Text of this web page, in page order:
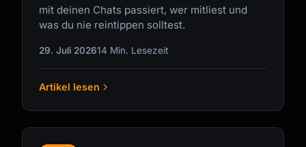
mit deinen Chats passiert, wer mitliest und
was du nie reintippen solltest.
29. Juli 202614 Min. Lesezeit
Artikel lesen